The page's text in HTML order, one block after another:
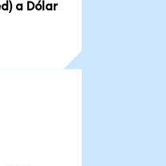
a Dólar